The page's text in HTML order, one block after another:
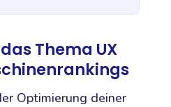
Thema UX
Optimierung deiner